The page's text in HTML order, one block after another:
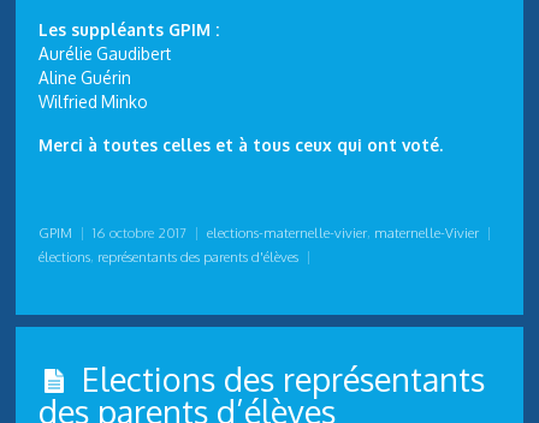
Les suppléants GPIM :
Aurélie Gaudibert
Aline Guérin
Wilfried Minko
Merci à toutes celles et à tous ceux qui ont voté.
GPIM | 16 octobre 2017 | elections-maternelle-vivier, maternelle-Vivier |
élections, représentants des parents d'élèves |
Elections des représentants
des parents d’élèves